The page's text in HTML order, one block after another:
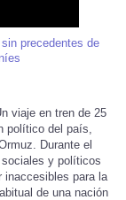
precedentes de
viaje en tren de 25
político del país,
Durante el
y políticos
inaccesibles para la
de una nación